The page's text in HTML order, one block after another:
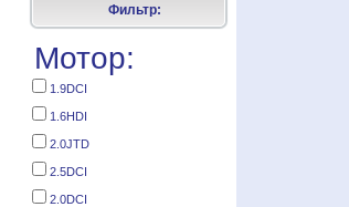
Фильтр:
Мотор:
1.9DCI
1.6HDI
2.0JTD
2.5DCI
2.0DCI